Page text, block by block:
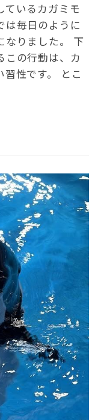
ているカガミモ
は毎日のように
なりました。 下
この行動は、カ
性です。 とこ